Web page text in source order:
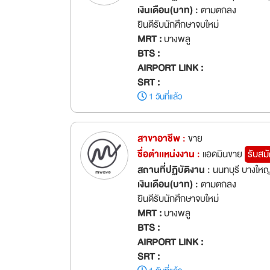
เงินเดือน(บาท) :ตามตกลง
ยินดีรับนักศึกษาจบใหม่
MRT :บางพลู
BTS :
AIRPORT LINK :
SRT :
1 วันที่แล้ว
สาขาอาชีพ :ขาย
ชื่อตำเเหน่งงาน :แอดมินขาย รับส
สถานที่ปฏิบัติงาน : นนทบุรี บางให
เงินเดือน(บาท) :ตามตกลง
ยินดีรับนักศึกษาจบใหม่
MRT :บางพลู
BTS :
AIRPORT LINK :
SRT :